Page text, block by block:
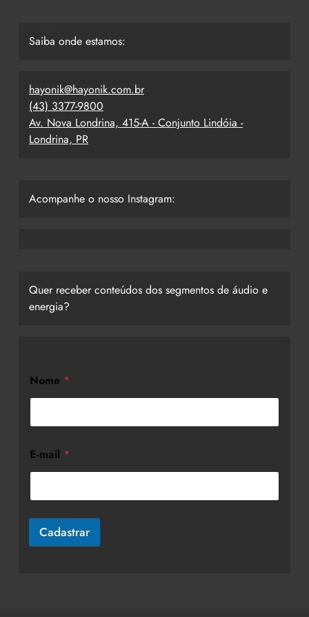
Saiba onde estamos:
hayonik@hayonik.com.br
(43) 3377-9800
Av. Nova Londrina, 415-A - Conjunto Lindóia -
Londrina, PR
Acompanhe o nosso Instagram:
Quer receber conteúdos dos segmentos de áudio e
energia?
Nome *
E-mail *
Cadastrar